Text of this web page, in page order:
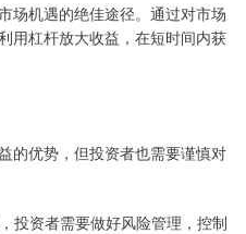
场机遇的绝佳途径。通过对市场
用杠杆放大收益，在短时间内获
的优势，但投资者也需要谨慎对
投资者需要做好风险管理，控制